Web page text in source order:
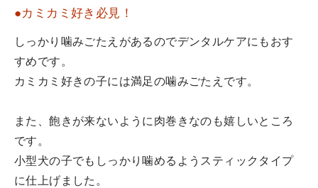
●カミカミ好き必見！
しっかり噛みごたえがあるのでデンタルケアにもおす
すめです。
カミカミ好きの子には満足の噛みごたえです。
また、飽きが来ないように肉巻きなのも嬉しいところ
です。
小型犬の子でもしっかり噛めるようスティックタイプ
に仕上げました。